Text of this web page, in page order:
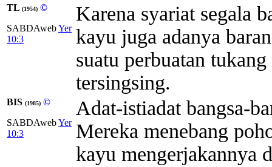
TL (1954) ©
SABDAwebYer
10:3
Karena syariat segala
kayu juga adanya
suatu perbuatan
tersingsing.
BIS (1985) ©
SABDAwebYer
10:3
Adat-istiadat bangsa-
Mereka menebang
kayu mengerjakannya